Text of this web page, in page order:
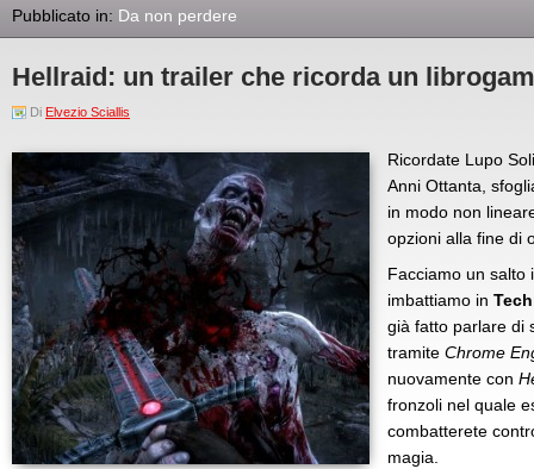
Pubblicato in: Da non perdere
Hellraid: un trailer che ricorda un
Di Elvezio Sciallis
Ricordate Lupo
Anni Ottanta,
in modo non
opzioni alla fine di
Facciamo un salto
imbattiamo in
già fatto parlare di
tramite Chrome
nuovamente con
fronzoli nel quale
combatterete
magia.